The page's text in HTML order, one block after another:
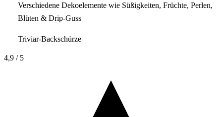
Verschiedene Dekoelemente wie Süßigkeiten, Früchte, Perlen,
Blüten & Drip-Guss
Triviar-Backschürze
4,9 / 5